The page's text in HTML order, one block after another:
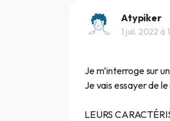
Atypiker
1 juil. 2022 à
Je m’interroge sur
Je vais essayer de
LEURS